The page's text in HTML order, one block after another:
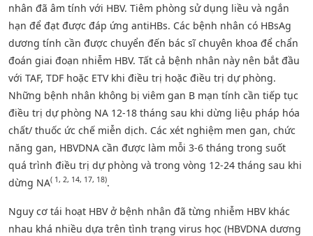
nhân đã âm tính với HBV. Tiêm phòng sử dụng liều và ngắn
hạn để đạt được đáp ứng antiHBs. Các bệnh nhân có HBsAg
dương tính cần được chuyển đến bác sĩ chuyên khoa để chẩn
đoán giai đoạn nhiễm HBV. Tất cả bệnh nhân này nên bắt đầu
với TAF, TDF hoặc ETV khi điều trị hoặc điều trị dự phòng.
Những bệnh nhân không bị viêm gan B mạn tính cần tiếp tục
điều trị dự phòng NA 12-18 tháng sau khi dừng liệu pháp hóa
chất/ thuốc ức chế miễn dịch. Các xét nghiệm men gan, chức
năng gan, HBVDNA cần được làm mỗi 3-6 tháng trong suốt
quá trình điều trị dự phòng và trong vòng 12-24 tháng sau khi
dừng NA( 1, 2, 14, 17, 18).
Nguy cơ tái hoạt HBV ở bệnh nhân đã từng nhiễm HBV khác
nhau khá nhiều dựa trên tình trạng virus học (HBVDNA dương